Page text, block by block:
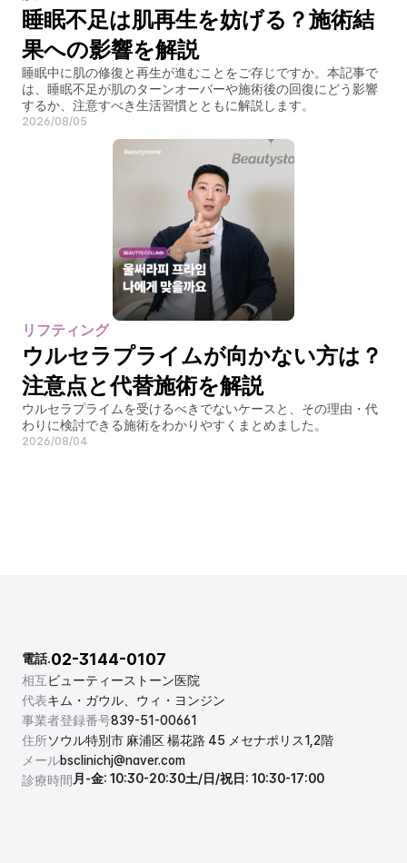
睡眠不足は肌再生を妨げる？施術結
果への影響を解説
睡眠中に肌の修復と再生が進むことをご存じですか。本記事で
は、睡眠不足が肌のターンオーバーや施術後の回復にどう影響
するか、注意すべき生活習慣とともに解説します。
2026/08/05
リフティング
ウルセラプライムが向かない方は？
注意点と代替施術を解説
ウルセラプライムを受けるべきでないケースと、その理由・代
わりに検討できる施術をわかりやすくまとめました。
2026/08/04
相互ビューティーストーン医院
代表キム・ガウル、ウィ・ヨンジン
事業者登録番号839-51-00661
住所ソウル特別市 麻浦区 楊花路 45 メセナポリス1,2階
メールbsclinichj@naver.com
診療時間 月-金: 10:30-20:30土/日/祝日: 10:30-17:00
電話.02-3144-0107